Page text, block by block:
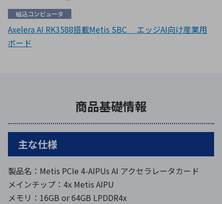
組込コンピュータ
Axelera AI RK3588搭載Metis SBC エッジAI向け産業用
ボード
商品基礎情報
主な仕様
製品名：Metis PCIe 4-AIPUs AI アクセラレータカード
メインチップ：4x Metis AIPU
メモリ：16GB or 64GB LPDDR4x